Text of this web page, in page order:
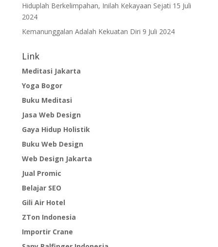
Hiduplah Berkelimpahan, Inilah Kekayaan Sejati 15 Juli
2024
Kemanunggalan Adalah Kekuatan Diri 9 Juli 2024
Link
Meditasi Jakarta
Yoga Bogor
Buku Meditasi
Jasa Web Design
Gaya Hidup Holistik
Buku Web Design
Web Design Jakarta
Jual Promic
Belajar SEO
Gili Air Hotel
ZTon Indonesia
Importir Crane